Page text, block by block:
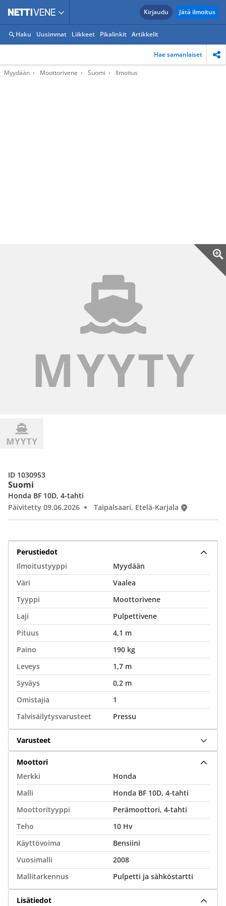
Kirjaudu Jätä ilmoitus
Haku Uusimmat Liikkeet Pikalinkit Artikkelit
Hae samanlaiset
Myydään Moottorivene Suomi Ilmoitus
Suomi
Honda BF 10D, 4-tahti
Päivitetty 09.06.2026
Taipalsaari, Etelä-Karjala
ID 1030953
Perustiedot
Ilmoitustyyppi
Myydään
Väri
Vaalea
Tyyppi
Moottorivene
Laji
Pulpettivene
Pituus
4,1 m
Paino
190 kg
Leveys
1,7 m
Syväys
0,2 m
Omistajia
1
Talvisäilytysvarusteet
Pressu
Varusteet
Moottori
Merkki
Honda
Malli
Honda BF 10D, 4-tahti
Moottorityyppi
Perämoottori, 4-tahti
Teho
10 Hv
Käyttövoima
Bensiini
Vuosimalli
2008
Mallitarkennus
Pulpetti ja sähköstartti
Lisätiedot